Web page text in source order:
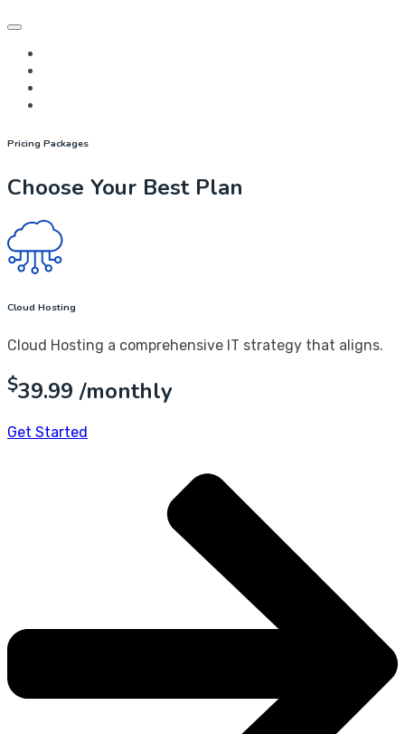
Pricing Packages
Choose Your Best Plan
Cloud Hosting
Cloud Hosting a comprehensive IT strategy that aligns.
$39.99/monthly
Get Started